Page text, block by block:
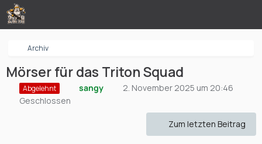
Archiv
Mörser für das Triton Squad
Abgelehnt sangy
2. November 2025 um 20:46
Geschlossen
Zum letzten Beitrag